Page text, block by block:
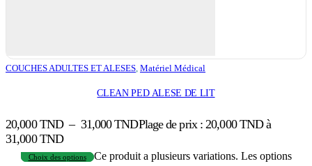
COUCHES ADULTES ET ALESES Matériel Médical
CLEAN PED ALESE DE LIT
20,000TND – 31,000TNDPlage de prix : 20,000 TND à
31,000 TND
Choix des options
Ce produit a plusieurs variations. Les options